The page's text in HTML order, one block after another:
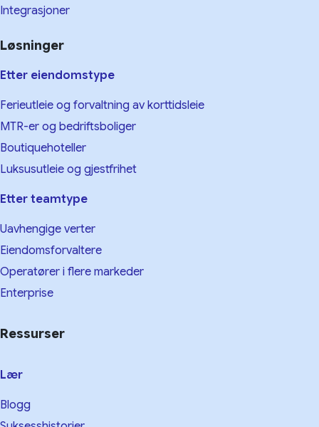
Integrasjoner
Løsninger
Etter eiendomstype
Ferieutleie og forvaltning av korttidsleie
MTR-er og bedriftsboliger
Boutiquehoteller
Luksusutleie og gjestfrihet
Etter teamtype
Uavhengige verter
Eiendomsforvaltere
Operatører i flere markeder
Enterprise
Ressurser
Lær
Blogg